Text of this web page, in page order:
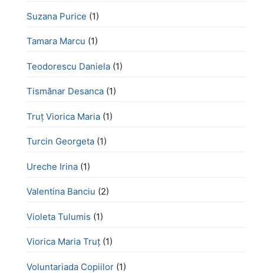
Suzana Purice (1)
Tamara Marcu (1)
Teodorescu Daniela (1)
Tismănar Desanca (1)
Truț Viorica Maria (1)
Turcin Georgeta (1)
Ureche Irina (1)
Valentina Banciu (2)
Violeta Tulumis (1)
Viorica Maria Truț (1)
Voluntariada Copiilor (1)